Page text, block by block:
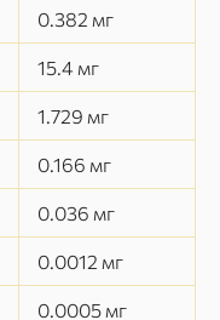
0.382 мг
15.4 мг
1.729 мг
0.166 мг
0.036 мг
0.0012 мг
0.0005 мг